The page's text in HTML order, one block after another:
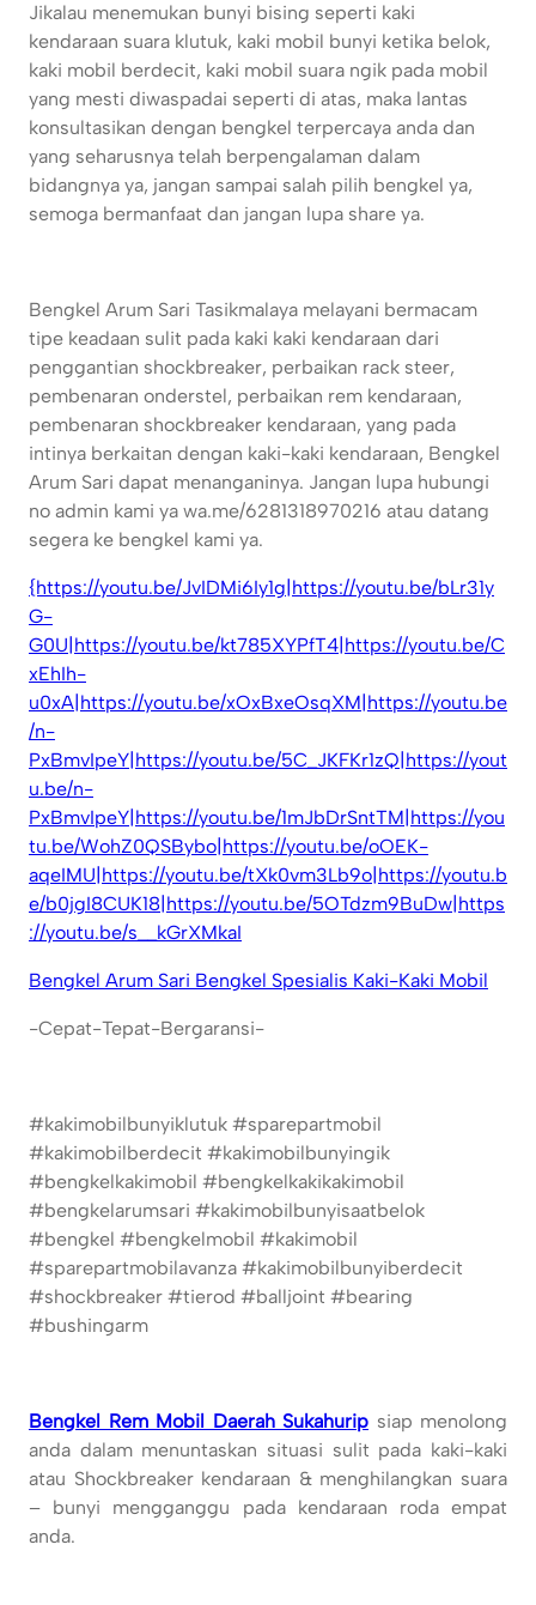
Jikalau menemukan bunyi bising seperti kaki
kendaraan suara klutuk, kaki mobil bunyi ketika belok,
kaki mobil berdecit, kaki mobil suara ngik pada mobil
yang mesti diwaspadai seperti di atas, maka lantas
konsultasikan dengan bengkel terpercaya anda dan
yang seharusnya telah berpengalaman dalam
bidangnya ya, jangan sampai salah pilih bengkel ya,
semoga bermanfaat dan jangan lupa share ya.
Bengkel Arum Sari Tasikmalaya melayani bermacam
tipe keadaan sulit pada kaki kaki kendaraan dari
penggantian shockbreaker, perbaikan rack steer,
pembenaran onderstel, perbaikan rem kendaraan,
pembenaran shockbreaker kendaraan, yang pada
intinya berkaitan dengan kaki-kaki kendaraan, Bengkel
Arum Sari dapat menanganinya. Jangan lupa hubungi
no admin kami ya wa.me/6281318970216 atau datang
segera ke bengkel kami ya.
{https://youtu.be/JvIDMi6Iy1g|https://youtu.be/bLr31y
G-
G0U|https://youtu.be/kt785XYPfT4|https://youtu.be/C
xEhIh-
u0xA|https://youtu.be/xOxBxeOsqXM|https://youtu.be
/n-
PxBmvIpeY|https://youtu.be/5C_JKFKr1zQ|https://yout
u.be/n-
PxBmvIpeY|https://youtu.be/1mJbDrSntTM|https://you
tu.be/WohZ0QSBybo|https://youtu.be/oOEK-
aqeIMU|https://youtu.be/tXk0vm3Lb9o|https://youtu.b
e/b0jgI8CUK18|https://youtu.be/5OTdzm9BuDw|https
://youtu.be/s__kGrXMkaI
Bengkel Arum Sari Bengkel Spesialis Kaki-Kaki Mobil
-Cepat-Tepat-Bergaransi-
#kakimobilbunyiklutuk #sparepartmobil
#kakimobilberdecit #kakimobilbunyingik
#bengkelkakimobil #bengkelkakikakimobil
#bengkelarumsari #kakimobilbunyisaatbelok
#bengkel #bengkelmobil #kakimobil
#sparepartmobilavanza #kakimobilbunyiberdecit
#shockbreaker #tierod #balljoint #bearing
#bushingarm
Bengkel Rem Mobil Daerah Sukahurip siap menolong
anda dalam menuntaskan situasi sulit pada kaki-kaki
atau Shockbreaker kendaraan & menghilangkan suara
– bunyi mengganggu pada kendaraan roda empat
anda.